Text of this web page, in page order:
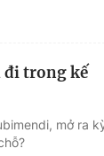
đi trong kế
mở ra